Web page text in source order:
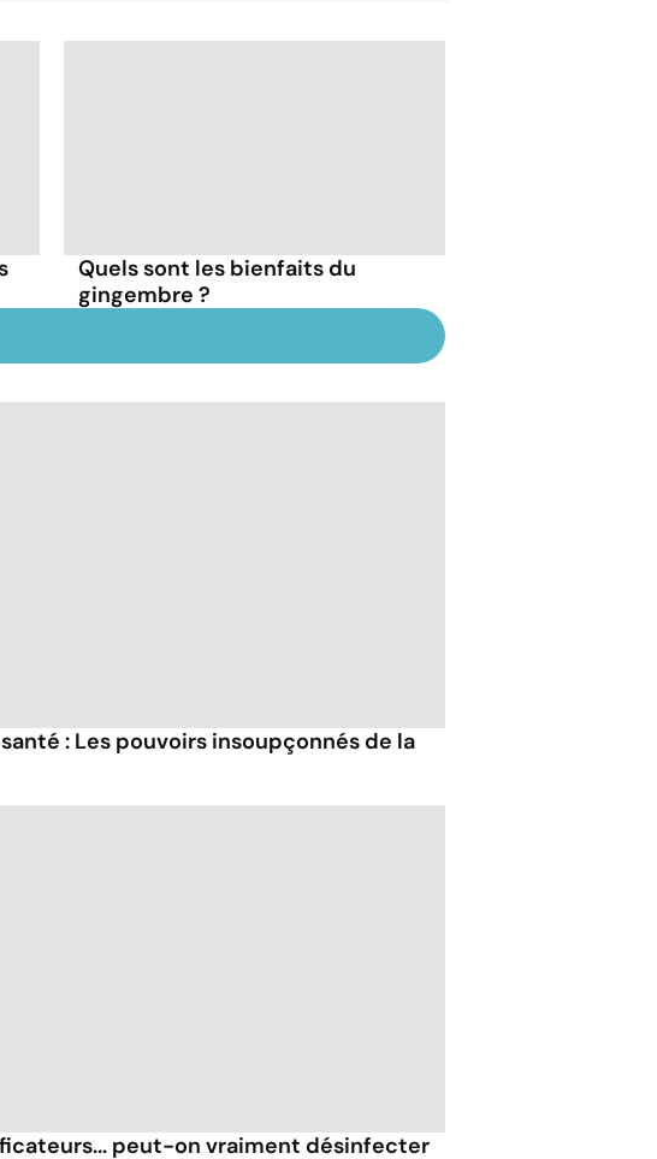
Quels sont les bienfaits du
gingembre ?
: Les pouvoirs insoupçonnés de la
peut-on vraiment désinfecter